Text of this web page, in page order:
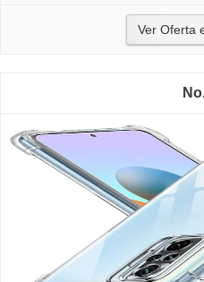
Ver Oferta